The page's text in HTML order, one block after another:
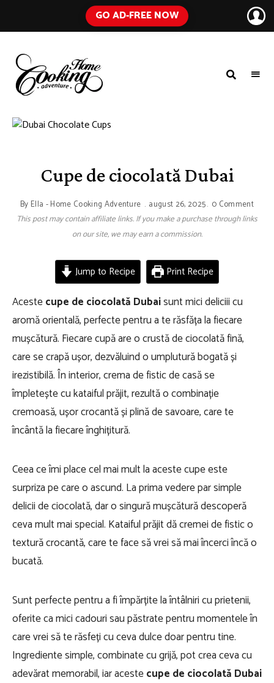
GO AD-FREE NOW
COOKING
ADVENTURE
Blog
with
Cupe de ciocolată Dubai
By Ella - Home Cooking Adventure august 26, 2025 0 Comment
This post may contain affiliate links. If you make a purchase through links
on our site, we may earn a commission.
Jump to Recipe Print Recipe
Acestecupe de ciocolată Dubaisunt mici deliciii cu
aromă orientală, perfecte pentru a te răsfăța la fiecare
mușcătură. Fiecare cupă are o crustă de ciocolată fină,
care se crapă ușor, dezvăluind o umplutură bogată și
irezistibilă. În interior, crema de fistic de casă se
împletește cu kataiful prăjit, rezultă o combinație
cremoasă, ușor crocantă și plină de savoare, care te
încântă la fiecare înghițitură.
Ceea ce îmi place cel mai mult la aceste cupe este
surpriza pe care o ascund. La prima vedere par simple
delicii de ciocolată, dar o singură mușcătură descoperă
ceva mult mai special. Kataiful prăjit dă cremei de fistic o
textură crocantă, care te face să vrei să mai încerci încă o
bucată.
Sunt perfecte pentru a fi împărțite la întâlniri cu prietenii,
oferite ca mici cadouri sau păstrate pentru momentele în
care vrei să te răsfeți cu ceva dulce doar pentru tine.
Ingrediente simple, combinate cu grijă, pot crea ceva cu
adevărat memorabil, iar acestecupe de ciocolată Dubai